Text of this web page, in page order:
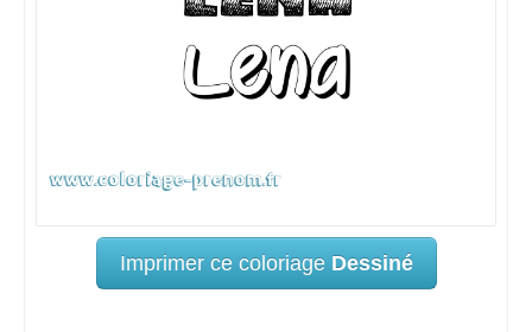
Imprimer ce coloriage Dessiné